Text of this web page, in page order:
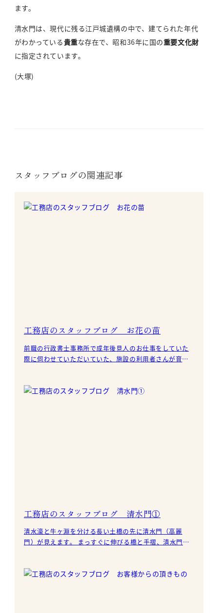
ます。
清水門は、現代に残る江戸城遺構の中で、建てられた年代
がわかっている貴重な存在で、昭和36年に国の重要文化財
に指定されています。
(大塚)
スタッフブログの関連記事
工務店のスタッフブログ お花の苗
前職の行政書士事務所で成年後見人のお仕事をしていた
際に伺わせていただいていた、施設の利用者さんが育て
工務店のスタッフブログ 清水門①
清水濠と牛ヶ淵を分ける長い土橋の先に清水門（高麗
門）が見えます。 まっすぐに伸びる橋と手摺、清水門と